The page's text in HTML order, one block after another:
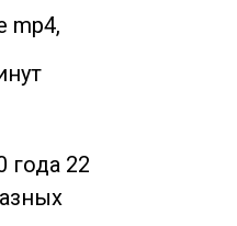
mp4,
года 22